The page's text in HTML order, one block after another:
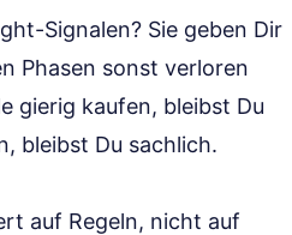
Signalen? Sie geben Dir
Phasen sonst verloren
gierig kaufen, bleibst Du
bleibst Du sachlich.
auf Regeln, nicht auf